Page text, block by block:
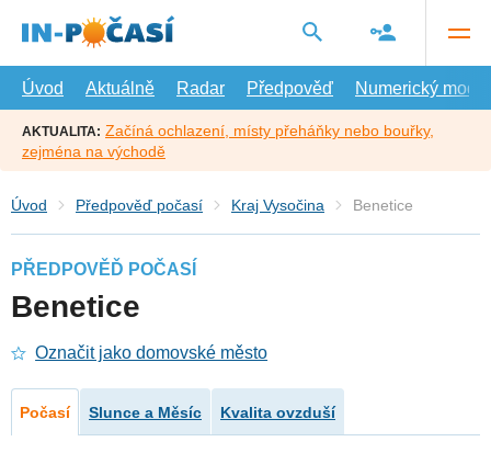
hlavní
Úvod
Aktuálně Radar Předpověď Numerický model
AKTUALITA: Začíná ochlazení, místy přeháňky nebo bouřky,
zejména na východě
Úvod Předpověď počasí Kraj Vysočina Benetice
PŘEDPOVĚĎ POČASÍ
Benetice
Označit jako domovské město
Počasí Slunce a Měsíc Kvalita ovzduší